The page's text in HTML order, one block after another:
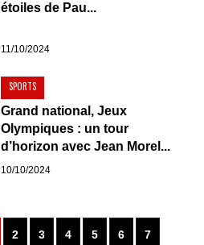
étoiles de Pau...
11/10/2024
SPORTS
Grand national, Jeux
Olympiques : un tour
d’horizon avec Jean Morel...
10/10/2024
2 3 4 5 6 7